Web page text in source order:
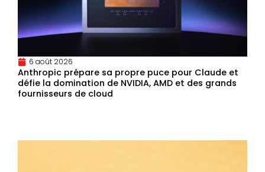
6 août 2026
Anthropic prépare sa propre puce pour Claude et
défie la domination de NVIDIA, AMD et des grands
fournisseurs de cloud